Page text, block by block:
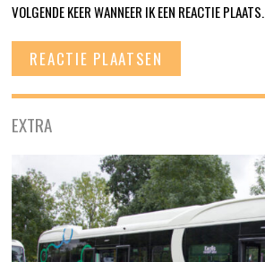
VOLGENDE KEER WANNEER IK EEN REACTIE PLAATS.
EXTRA